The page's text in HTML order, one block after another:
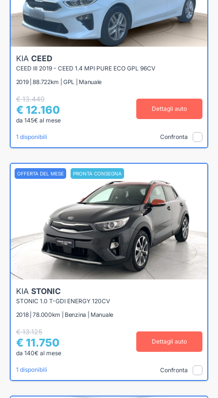
KIA CEED
CEED III 2019 - CEED 1.4 MPI PURE ECO GPL 96CV
2019 | 88.722km | GPL | Manuale
€ 13.440
€ 12.160
da 145€ al mese
Dettagli auto
1 disponibili Confronta
OFFERTA DEL MESE PRONTA CONSEGNA
KIA STONIC
STONIC 1.0 T-GDI ENERGY 120CV
2018 | 78.000km | Benzina | Manuale
€ 13.125
€ 11.750
da 140€ al mese
Dettagli auto
1 disponibili Confronta